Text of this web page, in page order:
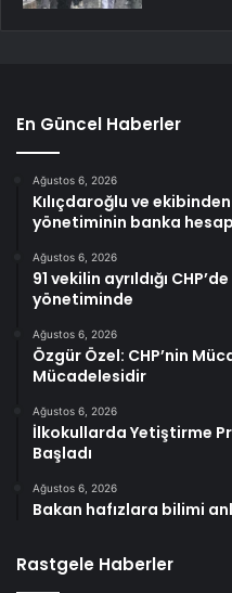
En Güncel Haberler
Ağustos 6, 2026
Kılıçdaroğlu ve
yönetiminin banka
Ağustos 6, 2026
91 vekilin ayrıldığı
yönetiminde
Ağustos 6, 2026
Özgür Özel: CHP’nin
Mücadelesidir
Ağustos 6, 2026
İlkokullarda Yetiştirme
Başladı
Ağustos 6, 2026
Bakan hafızlara bilimi
Rastgele Haberler